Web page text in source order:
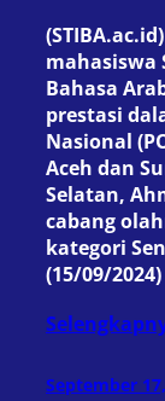
mahasiswa
Bahasa
prestasi
Nasional
Aceh dan
Selatan,
cabang
kategori
(15/09/
September